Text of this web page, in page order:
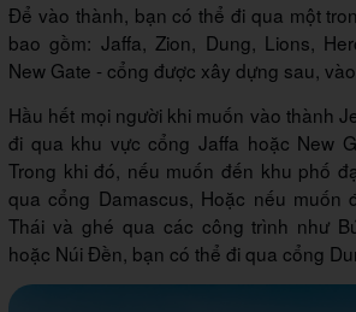
Để vào thành, bạn có thể đi qua một
bao gồm: Jaffa, Zion, Dung, Lions,
New Gate - cổng được xây dựng sau,
Hầu hết mọi người khi muốn vào thành
đi qua khu vực cổng Jaffa hoặc New
Trong khi đó, nếu muốn đến khu phố
qua cổng Damascus, Hoặc nếu muốn
Thái và ghé qua các công trình như
hoặc Núi Đền, bạn có thể đi qua cổng